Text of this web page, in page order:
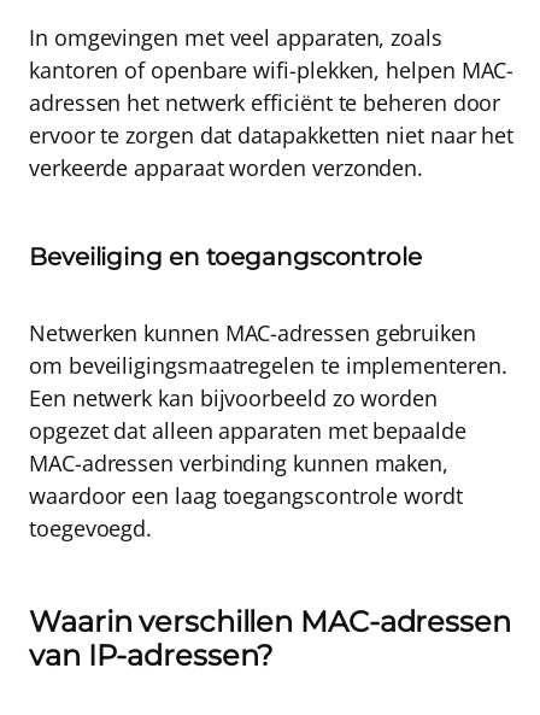
In omgevingen met veel apparaten, zoals
kantoren of openbare wifi-plekken, helpen MAC-
adressen het netwerk efficiënt te beheren door
ervoor te zorgen dat datapakketten niet naar het
verkeerde apparaat worden verzonden.
Beveiliging en toegangscontrole
Netwerken kunnen MAC-adressen gebruiken
om beveiligingsmaatregelen te implementeren.
Een netwerk kan bijvoorbeeld zo worden
opgezet dat alleen apparaten met bepaalde
MAC-adressen verbinding kunnen maken,
waardoor een laag toegangscontrole wordt
toegevoegd.
Waarin verschillen MAC-adressen
van IP-adressen?